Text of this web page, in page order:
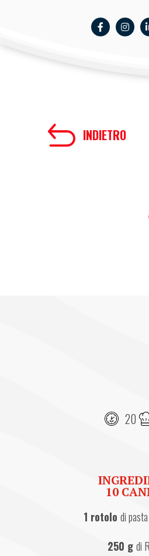
INDIETRO
20
10
1 rotolo di
250 gdi